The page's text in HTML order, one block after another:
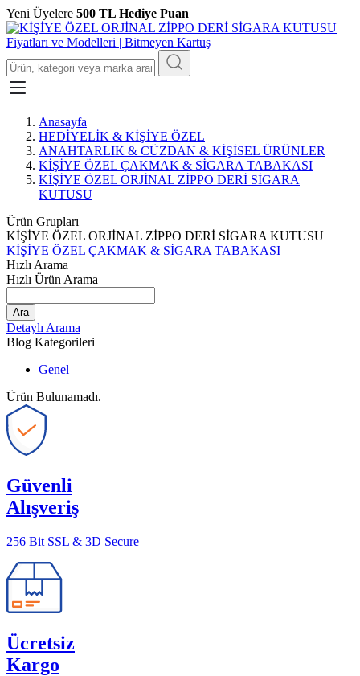
Yeni Üyelere 500 TL Hediye Puan
Anasayfa
HEDİYELİK & KİŞİYE ÖZEL
ANAHTARLIK & CÜZDAN & KİŞİSEL ÜRÜNLER
KİŞİYE ÖZEL ÇAKMAK & SİGARA TABAKASI
KİŞİYE ÖZEL ORJİNAL ZİPPO DERİ SİGARA
KUTUSU
Ürün Grupları
KİŞİYE ÖZEL ORJİNAL ZİPPO DERİ SİGARA KUTUSU
KİŞİYE ÖZEL ÇAKMAK & SİGARA TABAKASI
Hızlı Arama
Hızlı Ürün Arama
Ara
Detaylı Arama
Blog Kategorileri
Genel
Ürün Bulunamadı.
Güvenli
Alışveriş
256 Bit SSL & 3D Secure
Ücretsiz
Kargo